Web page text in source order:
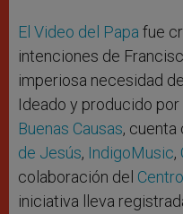
El Video del Papa fue
intenciones de
imperiosa necesidad
Ideado y producido por
Buenas Causas, cuenta
de Jesús, IndigoMusic,
colaboración del
iniciativa lleva